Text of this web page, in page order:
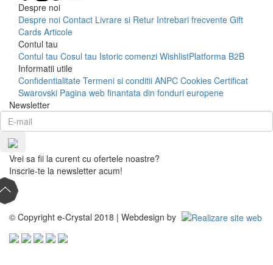
Despre noi
Despre noi Contact Livrare si Retur Intrebari frecvente Gift
Cards Articole
Contul tau
Contul tau Cosul tau Istoric comenzi WishlistPlatforma B2B
Informatii utile
Confidentialitate Termeni si conditii ANPC Cookies Certificat
Swarovski Pagina web finantata din fonduri europene
Newsletter
Vrei sa fii la curent cu ofertele noastre?
Inscrie-te la newsletter acum!
© Copyright e-Crystal 2018 | Webdesign by